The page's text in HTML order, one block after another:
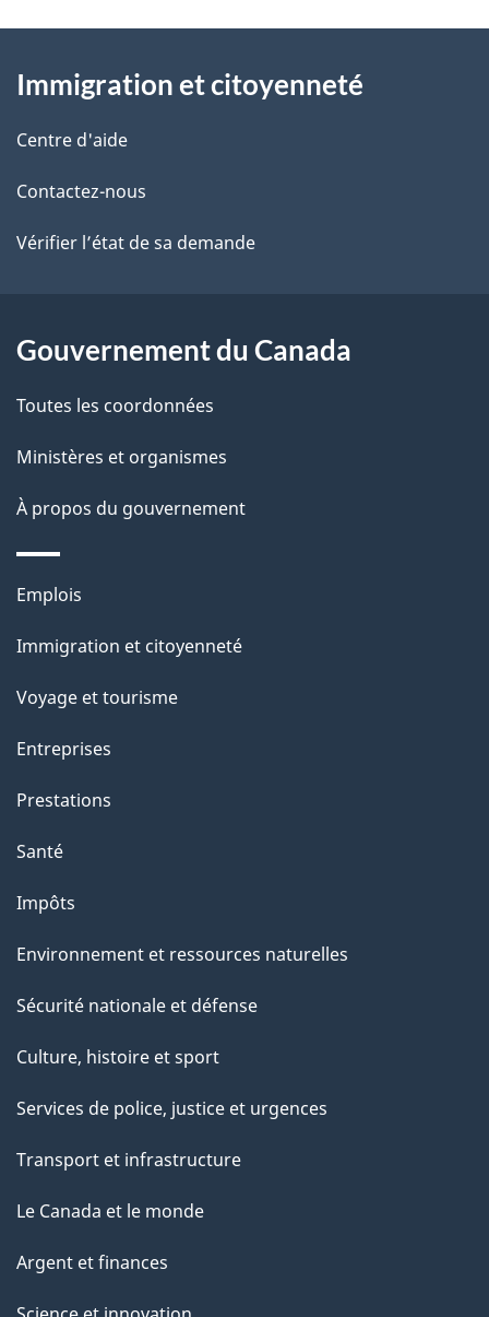
i
l
s
d
l
p
a
g
e
propos
de
ce
site
Immigration et citoyenneté
Centre d'aide
Contactez-nous
Vérifier l’état de sa demande
Gouvernement du Canada
Toutes les coordonnées
Ministères et organismes
À propos du gouvernement
Thèmes
sujets
Emplois
Immigration et citoyenneté
Voyage et tourisme
Entreprises
Prestations
Santé
Impôts
Environnement et ressources naturelles
Sécurité nationale et défense
Culture, histoire et sport
Services de police, justice et urgences
Transport et infrastructure
Le Canada et le monde
Argent et finances